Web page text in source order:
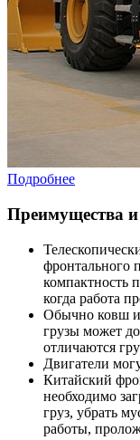
Подробнее
Преимущества
фронтального
компактность
когда работа
Обычно ковш
грузы может
отличаются
Двигатели
Китайский
необходимо
груз, убрать
работы,